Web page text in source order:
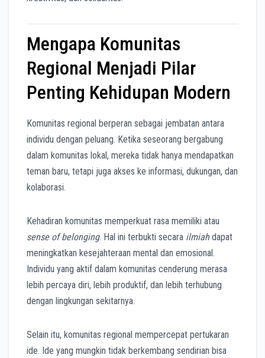
Mengapa Komunitas
Regional Menjadi Pilar
Penting Kehidupan Modern
Komunitas regional berperan sebagai jembatan antara
individu dengan peluang. Ketika seseorang bergabung
dalam komunitas lokal, mereka tidak hanya mendapatkan
teman baru, tetapi juga akses ke informasi, dukungan, dan
kolaborasi.
Kehadiran komunitas memperkuat rasa memiliki atau
sense of belonging. Hal ini terbukti secara ilmiahdapat
meningkatkan kesejahteraan mental dan emosional.
Individu yang aktif dalam komunitas cenderung merasa
lebih percaya diri, lebih produktif, dan lebih terhubung
dengan lingkungan sekitarnya.
Selain itu, komunitas regional mempercepat pertukaran
ide. Ide yang mungkin tidak berkembang sendirian bisa